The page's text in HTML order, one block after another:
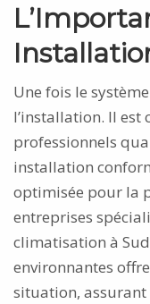
Une fois le
l’installation. Il est
professionnels
installation
optimisée pour la
entreprises
climatisation à
environnantes
situation, assurant